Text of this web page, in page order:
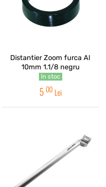
Distantier Zoom furca Al
10mm 1.1/8 negru
în stoc
5 00 Lei